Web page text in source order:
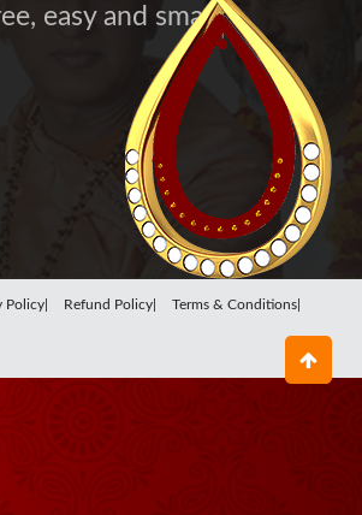
easy and smart
Policy| Refund Policy| Terms & Conditions|